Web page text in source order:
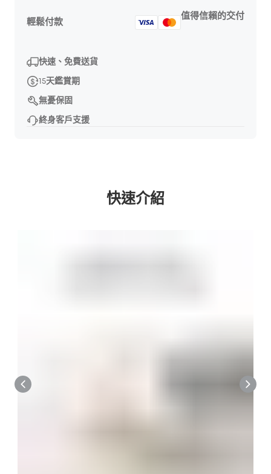
輕鬆付款
值得信賴的交付
快速、免費送貨
15天鑑賞期
無憂保固
終身客戶支援
快速介紹